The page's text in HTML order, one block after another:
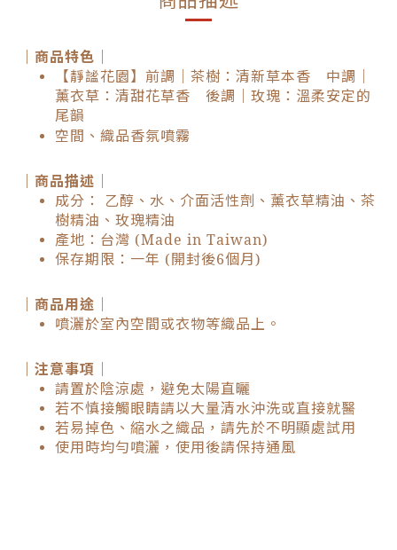
｜商品特色｜
【靜謐花園】前調｜茶樹：清新草本香 中調｜
薰衣草：清甜花草香 後調｜玫瑰：溫柔安定的
尾韻
空間、織品香氛噴霧
｜商品描述｜
成分： 乙醇、水、介面活性劑、薰衣草精油、茶
樹精油、玫瑰精油
產地：台灣 (Made in Taiwan)
保存期限：一年 (開封後6個月)
｜商品用途｜
噴灑於室內空間或衣物等織品上。
｜注意事項｜
請置於陰涼處，避免太陽直曬
若不慎接觸眼睛請以大量清水沖洗或直接就醫
若易掉色、縮水之織品，請先於不明顯處試用
使用時均勻噴灑，使用後請保持通風